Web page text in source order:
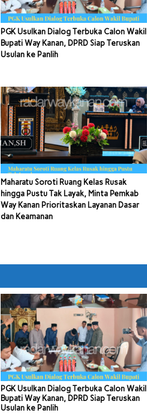
PGK Usulkan Dialog Terbuka Calon Wakil
Bupati Way Kanan, DPRD Siap Teruskan
Usulan ke Panlih
Maharatu Soroti Ruang Kelas Rusak
hingga Pustu Tak Layak, Minta Pemkab
Way Kanan Prioritaskan Layanan Dasar
dan Keamanan
PGK Usulkan Dialog Terbuka Calon Wakil
Bupati Way Kanan, DPRD Siap Teruskan
Usulan ke Panlih